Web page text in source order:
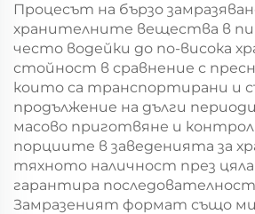
Процесът на бързо
хранителните вещества в
често водейки до по-висока
стойност в сравнение с
които са транспортирани и
продължение на дълги
масово приготвяне и
порциите в заведенията за
тяхното наличност през
гарантира
Замразеният формат също